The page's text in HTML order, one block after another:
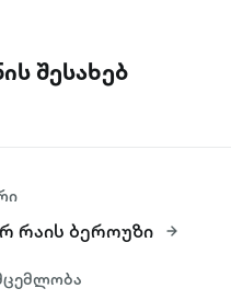
შესახებ
რაის ბეროუზი